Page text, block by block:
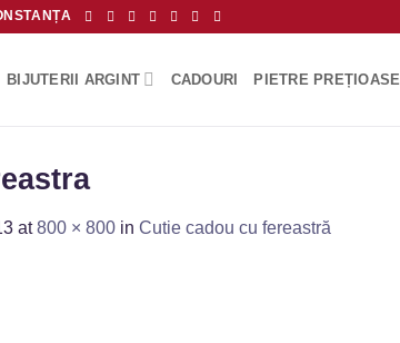
BIJUTERII ARGINT CADOURI PIETRE PREȚIOASE
at800 × 800 in Cutie cadou cu fereastră